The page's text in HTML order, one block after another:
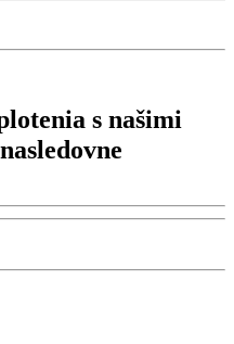
s našimi